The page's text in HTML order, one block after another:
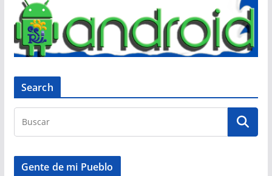
Search
Gente de mi Pueblo